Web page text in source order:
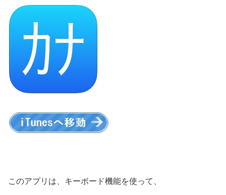
このアプリは、キーボード機能を使って、